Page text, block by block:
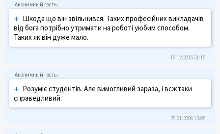
+ Шкода що він звільнився. Таких професійних викладачів
від бога потрібно утримати на роботі уюбим способом.
Таких як він дуже мало.
19.12.2015 21:15
+ Розуміє студентів. Але вимогливий зараза, і всжтаки
справедливий.
25.01.2008 15:05